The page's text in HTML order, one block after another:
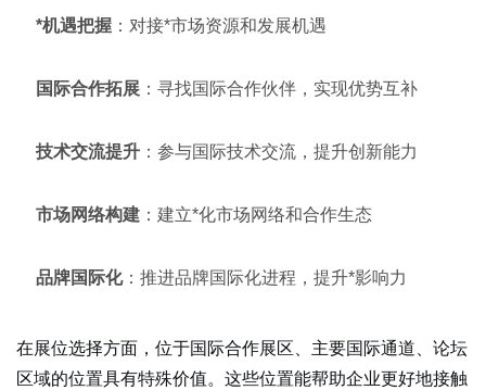
*机遇把握 ：对接*市场资源和发展机遇
国际合作拓展 ：寻找国际合作伙伴，实现优势互补
技术交流提升 ：参与国际技术交流，提升创新能力
市场网络构建 ：建立*化市场网络和合作生态
品牌国际化：推进品牌国际化进程，提升*影响力
在展位选择方面，位于国际合作展区、主要国际通道、论坛
区域的位置具有特殊价值。这些位置能帮助企业更好地接触